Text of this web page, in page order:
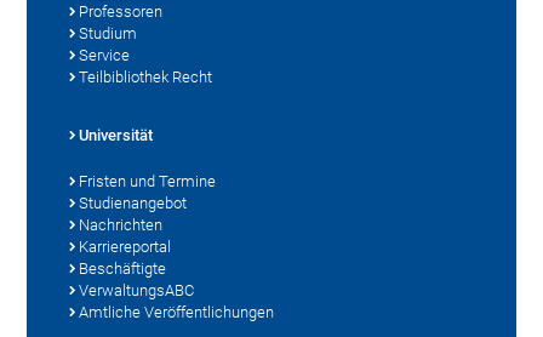
Professoren
Studium
Service
Teilbibliothek Recht
Universität
Fristen und Termine
Studienangebot
Nachrichten
Karriereportal
Beschäftigte
VerwaltungsABC
Amtliche Veröffentlichungen